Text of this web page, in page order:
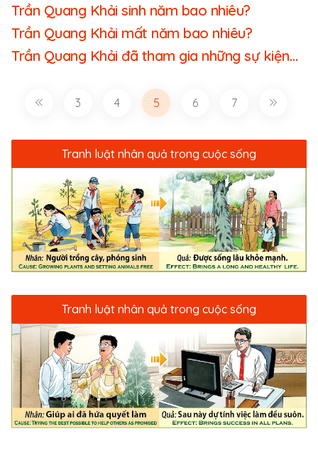
Trần Quang Khải sinh năm bao nhiêu?
Trần Quang Khải mất năm bao nhiêu?
Trần Quang Khải đã tham gia những sự kiện
3 4 5 6 7
Tranh luật nhân quả trong cuộc sống
Tranh luật nhân quả trong cuộc sống